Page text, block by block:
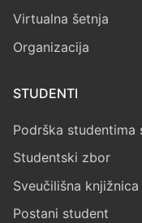
Virtualna šetnja
Organizacija
STUDENTI
Podrška studentima
Studentski zbor
Sveučilišna knjižnica
Postani student